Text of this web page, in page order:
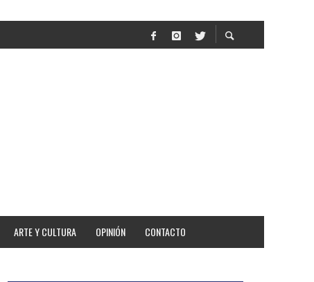
ARTE Y CULTURA OPINIÓN CONTACTO